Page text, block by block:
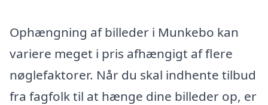
Ophængning af billeder i Munkebo kan
variere meget i pris afhængigt af flere
nøglefaktorer. Når du skal indhente tilbud
fra fagfolk til at hænge dine billeder op, er